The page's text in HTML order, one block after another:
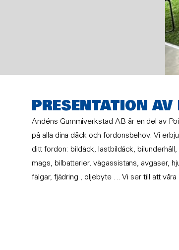
PRESENTATION
Andéns Gummiverkstad AB är en del av
på alla dina däck och fordonsbehov. Vi
ditt fordon: bildäck, lastbildäck,
mags, bilbatterier, vägassistans, avgaser,
fälgar, fjädring , oljebyte ... Vi ser till att